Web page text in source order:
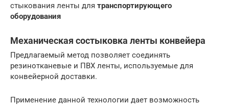
стыкования ленты для транспортирующего
оборудования
Механическая состыковка ленты конвейера
Предлагаемый метод позволяет соединять
резинотканевые и ПВХ ленты, используемые для
конвейерной доставки.
Применение данной технологии дает возможность